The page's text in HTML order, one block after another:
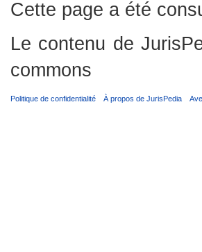
Cette page a été
Le contenu de
commons
Politique de confidentialité À propos de JurisPedia